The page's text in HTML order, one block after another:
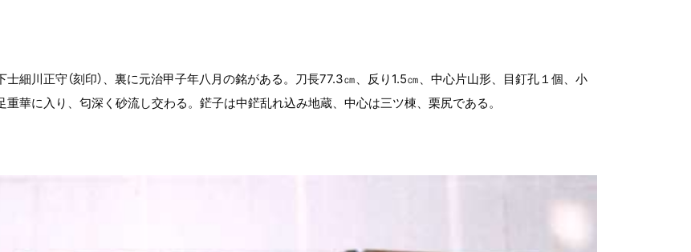
細川正守（刻印）、裏に元治甲子年八月の銘がある。刀長77.3㎝、反り1.5㎝、中心片山形、目釘孔１個、小
華に入り、匂深く砂流し交わる。鋩子は中鋩乱れ込み地蔵、中心は三ツ棟、栗尻である。